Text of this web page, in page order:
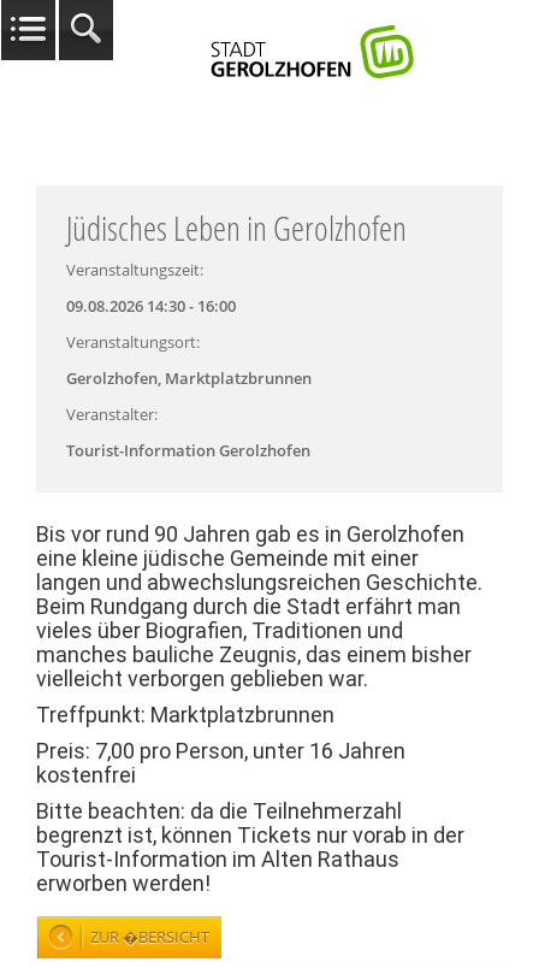
Jüdisches Leben in Gerolzhofen
Veranstaltungszeit:
09.08.2026 14:30 - 16:00
Veranstaltungsort:
Gerolzhofen, Marktplatzbrunnen
Veranstalter:
Tourist-Information Gerolzhofen
Bis vor rund 90 Jahren gab es in Gerolzhofen
eine kleine jüdische Gemeinde mit einer
langen und abwechslungsreichen Geschichte.
Beim Rundgang durch die Stadt erfährt man
vieles über Biografien, Traditionen und
manches bauliche Zeugnis, das einem bisher
vielleicht verborgen geblieben war.
Treffpunkt: Marktplatzbrunnen
Preis: 7,00 pro Person, unter 16 Jahren
kostenfrei
Bitte beachten: da die Teilnehmerzahl
begrenzt ist, können Tickets nur vorab in der
Tourist-Information im Alten Rathaus
erworben werden!
ZUR �BERSICHT